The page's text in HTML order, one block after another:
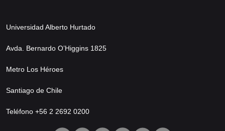
Universidad Alberto Hurtado
Avda. Bernardo O’Higgins 1825
Metro Los Héroes
Santiago de Chile
Teléfono +56 2 2692 0200